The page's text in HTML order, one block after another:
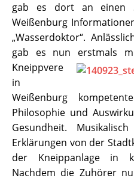
gab es dort an einen
Weißenburg
„Wasserdoktor“.
gab es nun erstmals
Kneippvere
in
Weißenburg
Philosophie und
Gesundheit.
Erklärungen von der
der Kneippanlage in
Nachdem die Zuhörer